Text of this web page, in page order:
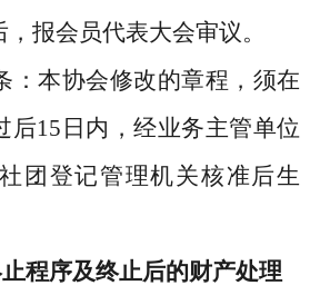
报会员代表大会审议。
：本协会修改的章程，须在
后15日内，经业务主管单位
团登记管理机关核准后生
程序及终止后的财产处理